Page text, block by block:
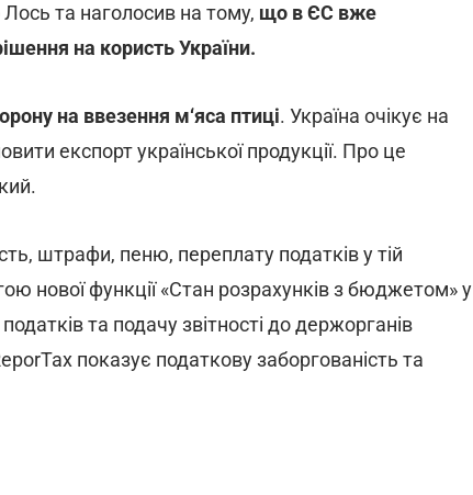
та наголосив на тому, що в ЄС вже
на користь України.
на ввезення м‘яса птиці. Україна очікує на
експорт української продукції. Про це
штрафи, пеню, переплату податків у тій
нової функції «Стан розрахунків з бюджетом» у
та подачу звітності до держорганів
показує податкову заборгованість та